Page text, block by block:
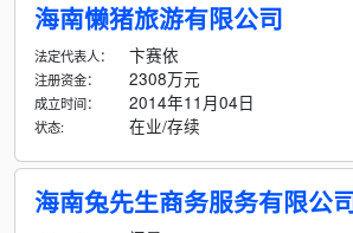
海南懒猪旅游有限公司
法定代表人： 卞赛依
注册资金： 2308万元
成立时间： 2014年11月04日
状态: 在业/存续
海南兔先生商务服务有限公